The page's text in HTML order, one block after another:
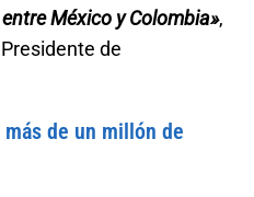
México y Colombia»,
de
de un millón de